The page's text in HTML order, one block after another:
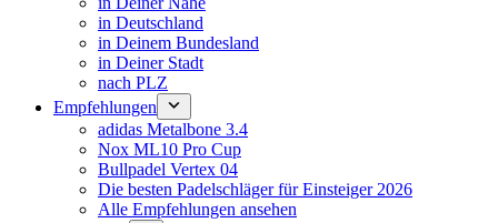
in Deutschland
in Deinem Bundesland
in Deiner Stadt
nach PLZ
Empfehlungen
adidas Metalbone 3.4
Nox ML10 Pro Cup
Bullpadel Vertex 04
Die besten Padelschläger für Einsteiger 2026
Alle Empfehlungen ansehen